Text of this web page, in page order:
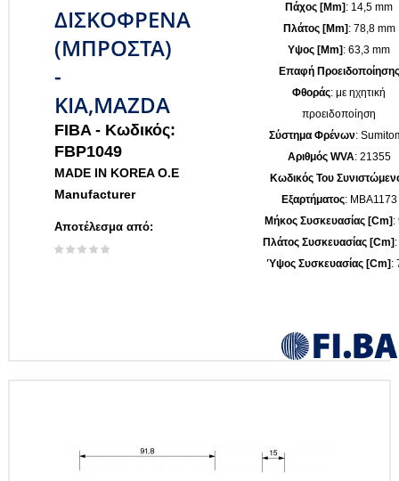
ΔΙΣΚΟΦΡΕΝΑ
(ΜΠΡΟΣΤΑ)
-
KIA,MAZDA
FIBA - Κωδικός:
FBP1049
MADE IN KOREA O.E
Manufacturer
Αποτέλεσμα από:
Πάχος [mm] : 14,5 mm
Πλάτος [mm] : 78,8 mm
Υψος [mm] : 63,3 mm
Επαφή Προειδοποίησης
Φθοράς: με ηχητική
προειδοποίηση
Σύστημα Φρένων:
Αριθμός WVA: 21355
Κωδικός Του
Εξαρτήματος: MBA1173
Μήκος Συσκευασίας [cm] :
Πλάτος Συσκευασίας [cm]
Ύψος Συσκευασίας [cm] :